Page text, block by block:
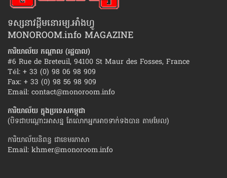
ទស្សនាវដ្ដីមនោរម្យ.អាំងហ្វូ
MONOROOM.info MAGAZINE
ការិយាល័យ កណ្ដាល (រដ្ឋបាល)
#6 Rue de Breteuil, 94100 St Maur des Fosses, France
Tél: + 33 (0) 98 06 98 909
Fax: + 33 (0) 98 56 98 909
Email: contact@monoroom.info
ការិយាល័យ ក្នុង​ប្រទេស​កម្ពុជា
(បិទជាបណ្ដោះអាសន្ន តែលោកអ្នកអាចទាក់ទងបាន តាមមែល)
ការិយាល័យនិពន្ធ ជាខេមរភាសា
Email: khmer@monoroom.info